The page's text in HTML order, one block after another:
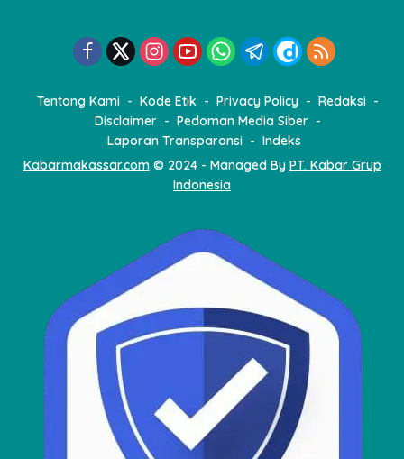
Tentang Kami Kode Etik Privacy Policy
Redaksi
Disclaimer
Pedoman Media Siber
Laporan Transparansi
Indeks
Kabarmakassar.com© 2024 - Managed By PT. Kabar Grup
Indonesia